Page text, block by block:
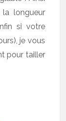
longueur
si votre
je vous
pour tailler